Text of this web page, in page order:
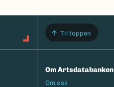
Til toppen
Om Artsdatabanken
Footermeny
Om oss